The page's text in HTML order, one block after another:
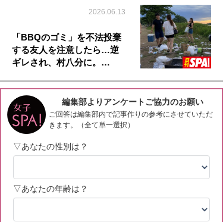
2026.06.13
「BBQのゴミ」を不法投棄
する友人を注意したら…逆
ギレされ、村八分に。…